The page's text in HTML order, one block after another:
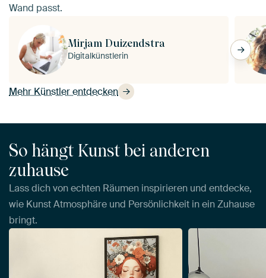
Wand passt.
Mehr Künstler entdecken
Mirjam Duizendstra
Digitalkünstlerin
So hängt Kunst bei anderen
zuhause
Lass dich von echten Räumen inspirieren und entdecke,
wie Kunst Atmosphäre und Persönlichkeit in ein Zuhause
bringt.